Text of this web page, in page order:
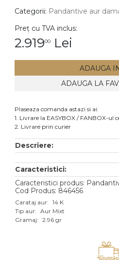
Inele
Cercei
Bratari
Lanturi
Pandantive
Accesorii
Aur galben
Aur alb
Aur roz
Categorii: Pandantive aur
Preț cu TVA inclus:
2.91900 Lei
ADAUGA
ADAUGA LA
Plaseaza comanda astazi si ai:
1. Livrare la EASYBOX / FANBOX-ul
2. Livrare prin curier
Descriere:
Caracteristici:
Caracteristici produs:
Cod Produs: 846456
Carataj aur: 14 K
Tip aur: Aur Mixt
Gramaj: 2.96 gr